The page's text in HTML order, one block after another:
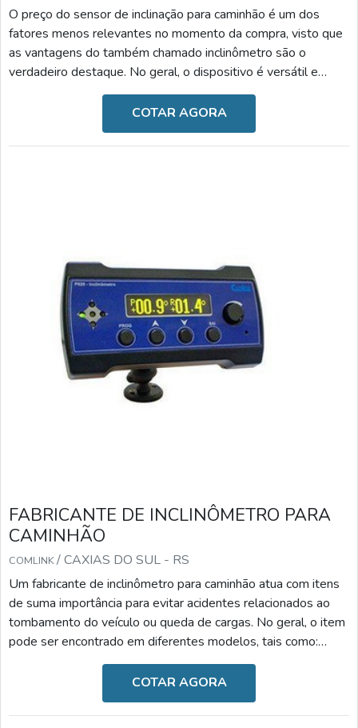
O preço do sensor de inclinação para caminhão é um dos
fatores menos relevantes no momento da compra, visto que
as vantagens do também chamado inclinômetro são o
verdadeiro destaque. No geral, o dispositivo é versátil e
inovador, uma vez que é desenvolvido por meio de uma
tecnologia de ponta, contando com materiais altamente
qualificados.MAIS INFORMAÇÕES SOBRE A AQUISIÇÃOÉ
importante salientar que, durante o dia a dia, acidentes com
COTAR AGORA
FABRICANTE DE INCLINÔMETRO PARA
CAMINHÃO
COMLINK/ CAXIAS DO SUL - RS
Um fabricante de inclinômetro para caminhão atua com itens
de suma importância para evitar acidentes relacionados ao
tombamento do veículo ou queda de cargas. No geral, o item
pode ser encontrado em diferentes modelos, tais como:
Inclinômetro para semirreboque: reduz o risco de
tombamento e danos ao caminhão, monitora os ângulos
frontais e laterais de inclinação, bloqueia a subida de caixa
caso seja um processo inseguro e possui alarmes visuais e
COTAR AGORA